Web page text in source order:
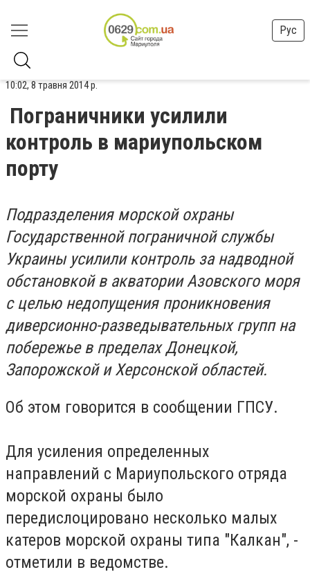
Рус
10:02, 8 травня 2014 р.
Пограничники усилили
контроль в мариупольском
порту
Подразделения морской охраны
Государственной пограничной службы
Украины усилили контроль за надводной
обстановкой в акватории Азовского моря
с целью недопущения проникновения
диверсионно-разведывательных групп на
побережье в пределах Донецкой,
Запорожской и Херсонской областей.
Об этом говорится в сообщении ГПСУ.
Для усиления определенных
направлений с Мариупольского отряда
морской охраны было
передислоцировано несколько малых
катеров морской охраны типа "Калкан", -
отметили в ведомстве.